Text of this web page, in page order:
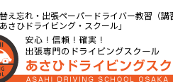
え忘れ・出張ペーパードライバー教習（
さひドライビング・スクール」